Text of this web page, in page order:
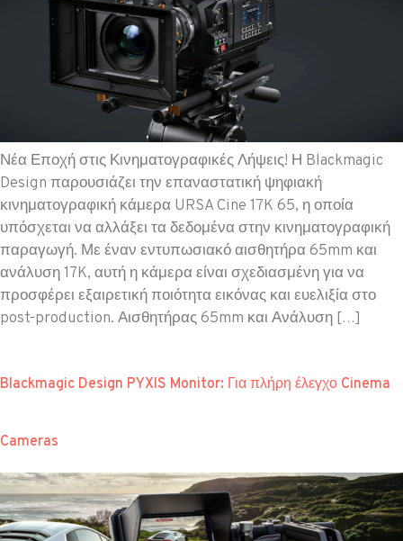
Νέα Εποχή στις Κινηματογραφικές Λήψεις! Η Blackmagic
Design παρουσιάζει την επαναστατική ψηφιακή
κινηματογραφική κάμερα URSA Cine 17K 65, η οποία
υπόσχεται να αλλάξει τα δεδομένα στην κινηματογραφική
παραγωγή. Με έναν εντυπωσιακό αισθητήρα 65mm και
ανάλυση 17K, αυτή η κάμερα είναι σχεδιασμένη για να
προσφέρει εξαιρετική ποιότητα εικόνας και ευελιξία στο
post-production. Αισθητήρας 65mm και Ανάλυση […]
Blackmagic Design PYXIS Monitor: Για πλήρη έλεγχο Cinema
Cameras